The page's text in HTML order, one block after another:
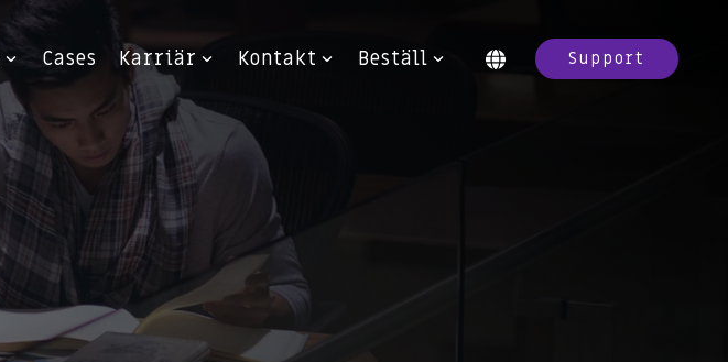
Cases Karriär Kontakt Beställ Support